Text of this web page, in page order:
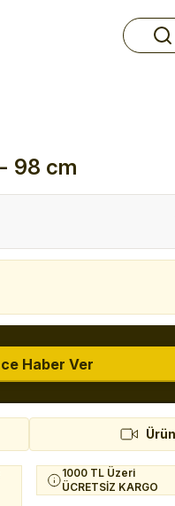
98 cm
Haber Ver
1000 TL Üzeri
ÜCRETSİZ KARGO